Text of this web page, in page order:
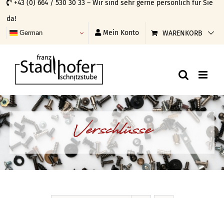
Skip
to
content
+43 (0) 664 / 530 30 33 – Wir sind sehr gerne persönlich für Sie
da!
German Mein Konto WARENKORB
Verschlüsse